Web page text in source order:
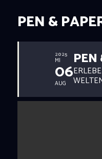
ABOUT
PEN &
2025
MI
06
AUG
PEN